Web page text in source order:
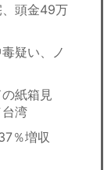
、頭金49万
疑い、ノ
紙箱見
湾
％増収